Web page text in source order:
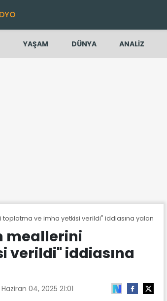
YAŞAM DÜNYA ANALİZ
ve imha yetkisi verildi" iddiasına yalanlama
meallerini
verildi" iddiasına
Haziran 04, 2025 21:01